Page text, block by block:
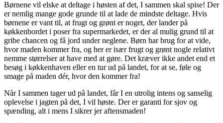
Børnene vil elske at deltage i høsten af det, I sammen skal spise! Der
er nemlig mange gode grunde til at lade de mindste deltage. Hvis
børnene er vant til, at frugt og grønt er noget, der lander på
køkkenbordet i poser fra supermarkedet, er der al mulig grund til at
gribe chancen og få jord under neglene. Børn har brug for at vide,
hvor maden kommer fra, og her er især frugt og grønt nogle relativt
nemme størrelser at have med at gøre. Det kræver ikke andet end et
besøg i køkkenhaven eller en tur ud på landet, for at se, føle og
smage på maden dér, hvor den kommer fra!
Når I sammen tager ud på landet, får I en utrolig intens og sanselig
oplevelse i jagten på det, I vil høste. Der er garanti for sjov og
spænding, alt i mens I sikrer jer aftensmaden!